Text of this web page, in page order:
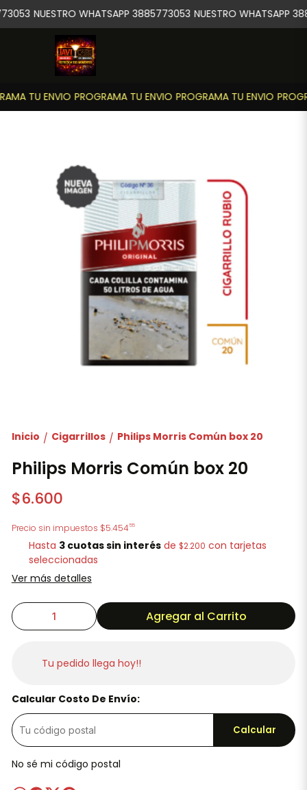
TU ENVIO PROGRAMA TU ENVIO PROGRAMA TU ENVIO
NUESTRO WHATSAPP 3885773053 NUESTRO WHATSAPP
Inicio / Cigarrillos / Philips Morris Común box 20
Philips Morris Común box 20
$6.600
Precio sin impuestos $5.45455
Hasta 3 cuotas sin interés de $2.200 con tarjetas
seleccionadas
Ver más detalles
Agregar al Carrito
Tu pedido llega hoy!!
Calcular Costo De Envío:
Calcular
No sé mi código postal